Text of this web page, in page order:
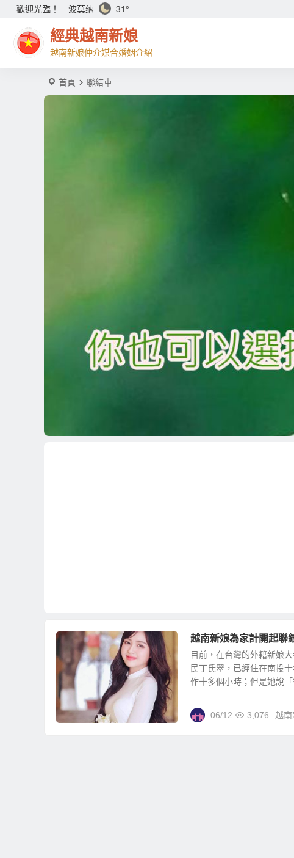
歡迎光臨！ 波莫纳 31°
經典越南新娘
越南新娘仲介媒合婚姻介紹
首頁 聯結車
越南新娘為家計開起聯
目前，在台灣的外籍新娘
民丁氏翠，已經住在南投
作十多個小時；但是她說「
06/12 3,076 越南